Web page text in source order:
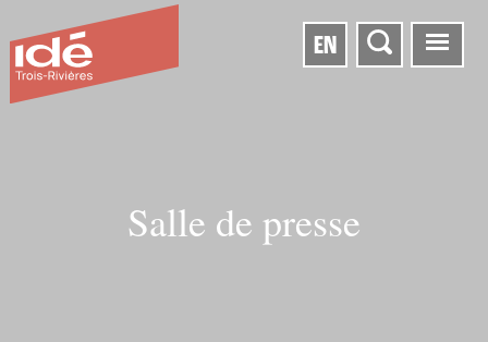
EN
Salle de presse